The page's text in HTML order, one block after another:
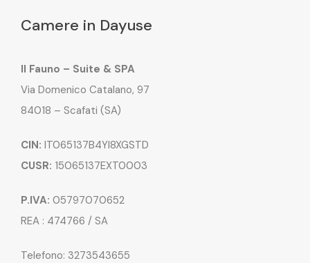
Camere in Dayuse
Il Fauno – Suite & SPA
Via Domenico Catalano, 97
84018 – Scafati (SA)
CIN: IT065137B4YI8XGSTD
CUSR: 15065137EXT0003
P.IVA: 05797070652
REA : 474766 / SA
Telefono: 3273543655